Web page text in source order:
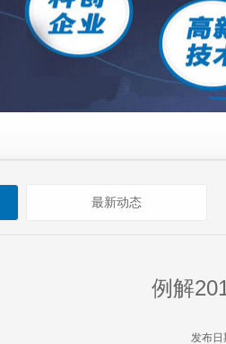
最新动态
例解
发布